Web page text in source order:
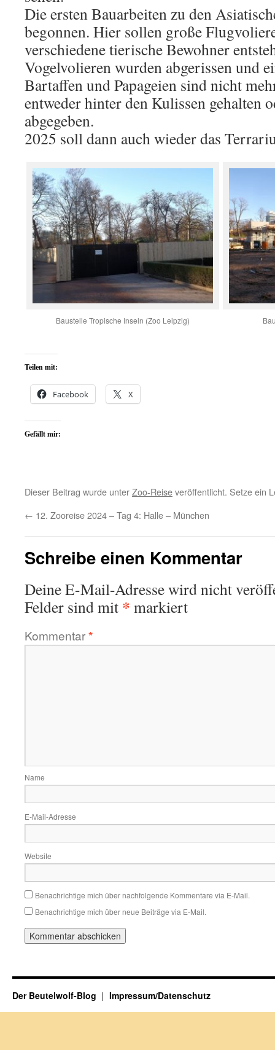
Die ersten Bauarbeiten zu den
begonnen. Hier sollen große
verschiedene tierische Bewohner
Vogelvolieren wurden abgerissen und
Bartaffen und Papageien sind nicht
entweder hinter den Kulissen gehalten
abgegeben.
2025 soll dann auch wieder das
Baustelle Tropische Inseln (Zoo Leipzig)
Teilen mit:
Facebook X
Gefällt mir:
Dieser Beitrag wurde unterZoo-Reiseveröffentlicht. Setze ein
← 12. Zooreise 2024 – Tag 4: Halle – München
Schreibe einen Kommentar
Deine E-Mail-Adresse wird nicht
Felder sind mit * markiert
Kommentar*
Name
E-Mail-Adresse
Website
Benachrichtige mich über nachfolgende Kommentare via E-Mail.
Benachrichtige mich über neue Beiträge via E-Mail.
Der Beutelwolf-Blog Impressum/Datenschutz